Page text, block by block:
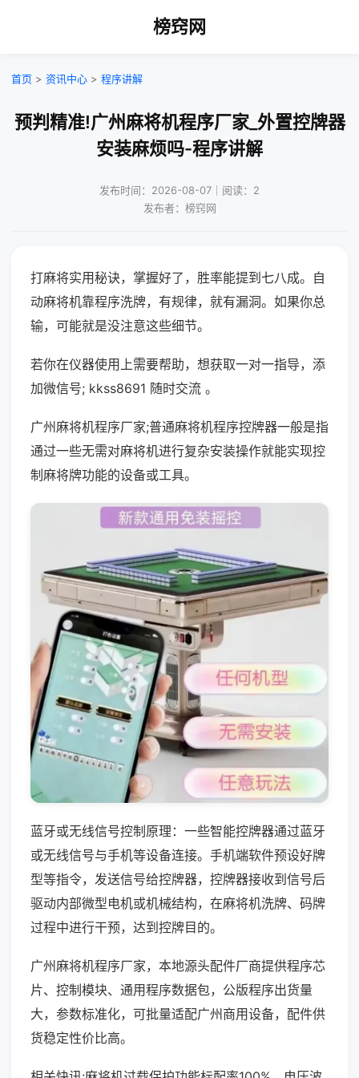
榜窍网
首页 > 资讯中心 > 程序讲解
预判精准!广州麻将机程序厂家_外置控牌器
安装麻烦吗-程序讲解
发布时间：2026-08-07｜阅读：2
发布者：榜窍网
打麻将实用秘诀，掌握好了，胜率能提到七八成。自
动麻将机靠程序洗牌，有规律，就有漏洞。如果你总
输，可能就是没注意这些细节。
若你在仪器使用上需要帮助，想获取一对一指导，添
加微信号; kkss8691 随时交流 。
广州麻将机程序厂家;普通麻将机程序控牌器一般是指
通过一些无需对麻将机进行复杂安装操作就能实现控
制麻将牌功能的设备或工具。
蓝牙或无线信号控制原理：一些智能控牌器通过蓝牙
或无线信号与手机等设备连接。手机端软件预设好牌
型等指令，发送信号给控牌器，控牌器接收到信号后
驱动内部微型电机或机械结构，在麻将机洗牌、码牌
过程中进行干预，达到控牌目的。
广州麻将机程序厂家，本地源头配件厂商提供程序芯
片、控制模块、通用程序数据包，公版程序出货量
大，参数标准化，可批量适配广州商用设备，配件供
货稳定性价比高。